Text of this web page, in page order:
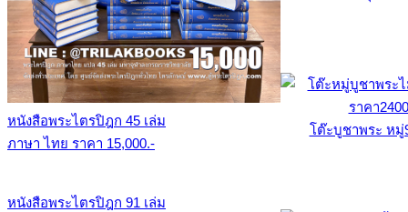
หนังสือพระไตรปิฎก 45 เล่ม
ภาษา ไทย ราคา 15,000.-
หนังสือพระไตรปิฎก 91 เล่ม
โต๊ะบูชาพระ หมู่